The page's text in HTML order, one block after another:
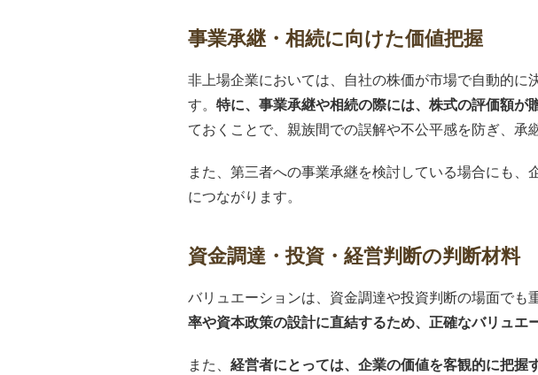
事業承継・相続に向けた価値把握
非上場企業においては、自社の株価が市場で自動的
す。 特に、事業承継や相続の際には、株式の評価額が
ておくことで、親族間での誤解や不公平感を防ぎ、承
また、第三者への事業承継を検討している場合にも
につながります。
資金調達・投資・経営判断の判断材料
バリュエーションは、資金調達や投資判断の場面でも
率や資本政策の設計に直結するため、正確なバリュエ
また、 経営者にとっては、企業の価値を客観的に把握